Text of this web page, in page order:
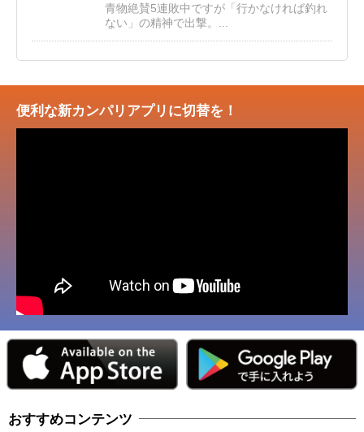
青物絶賛5連敗中ですが「行かなければ釣れ
ない」の精神で出撃。...
便利な新カンパリアプリに切替を！
おすすめコンテンツ